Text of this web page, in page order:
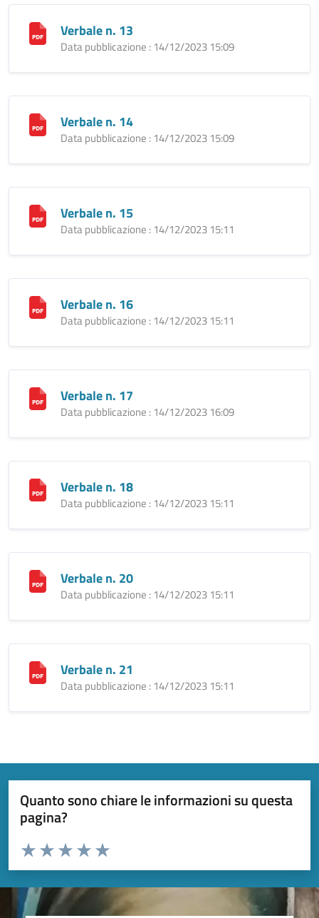
Verbale n. 13
Data pubblicazione : 14/12/2023 15:09
Verbale n. 14
Data pubblicazione : 14/12/2023 15:09
Verbale n. 15
Data pubblicazione : 14/12/2023 15:11
Verbale n. 16
Data pubblicazione : 14/12/2023 15:11
Verbale n. 17
Data pubblicazione : 14/12/2023 16:09
Verbale n. 18
Data pubblicazione : 14/12/2023 15:11
Verbale n. 20
Data pubblicazione : 14/12/2023 15:11
Verbale n. 21
Data pubblicazione : 14/12/2023 15:11
Quanto sono chiare le informazioni su questa
pagina?
Valuta da 1 a 5 stelle la pagina
Valuta 5 stelle su 5
Valuta 4 stelle su 5
Valuta 3 stelle su 5
Valuta 2 stelle su 5
Valuta 1 stelle su 5